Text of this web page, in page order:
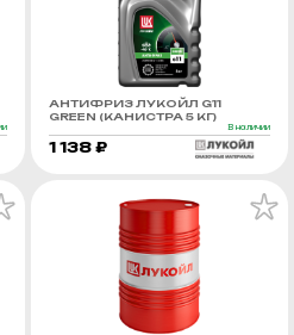
АНТИФРИЗ ЛУКОЙЛ G11
GREEN (КАНИСТРА 5 КГ)
В наличии
1 138 ₽